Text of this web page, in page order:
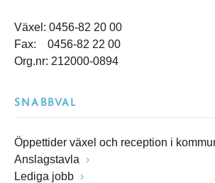
Växel: 0456-82 20 00
Fax: 0456-82 22 00
Org.nr: 212000-0894
SNABBVAL
Öppettider växel och reception i
Anslagstavla
Lediga jobb